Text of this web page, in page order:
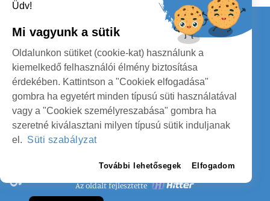
SZEMÉLYES ADATOK VÉDELME
Az oldalt fejlesztette
SZATMÁR MEGYE MEGYEI TANÁCS
Kapcsolat
KÖVESSENEK
Üdv!
Mi vagyunk a sütik
Oldalunkon sütiket (cookie-kat) használunk a
kiemelkedő felhasználói élmény biztosítása
érdekében. Kattintson a "Cookiek elfogadása"
gombra ha egyetért minden típusú süti használatával
vagy a "Cookiek személyreszabása" gombra ha
szeretné kiválasztani milyen típusú sütik induljanak
el. Süti szabályzat
További lehetősegek Elfogadom